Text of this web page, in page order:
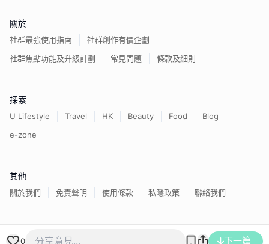
0 下一篇
關於
社群最強使用指南
社群創作有價企劃
社群焦點功能及升級計劃
常見問題 條款及細則
探索
U Lifestyle Travel HK Beauty Food
Blog
e-zone
其他
關於我們 免責聲明 使用條款 私隱政策 聯絡我們
香港經濟日報版權所有©